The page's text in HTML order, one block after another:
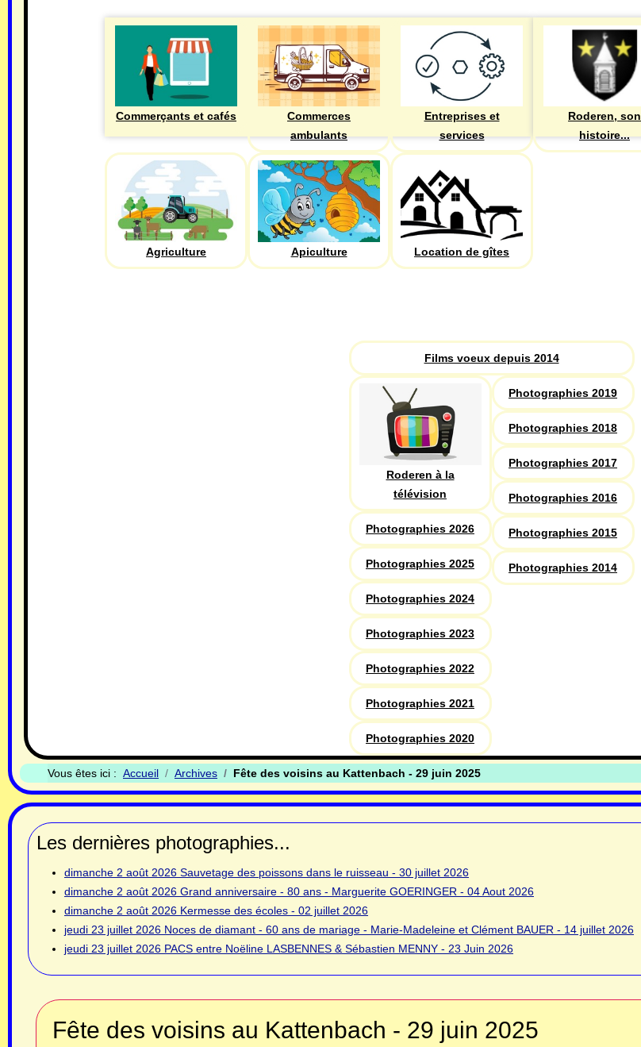
Commerçants et cafés
Commerces
ambulants
Entreprises et
services
Agriculture Apiculture Location de gîtes
Roderen, son
histoire...
Films voeux depuis 2014
Roderen à la
télévision
Photographies 2026
Photographies 2025
Photographies 2024
Photographies 2023
Photographies 2022
Photographies 2021
Photographies 2020
Photographies 2019
Photographies 2018
Photographies 2017
Photographies 2016
Photographies 2015
Photographies 2014
Vous êtes ici : Accueil Archives Fête des voisins au Kattenbach - 29 juin 2025
Les dernières photographies...
dimanche 2 août 2026 Sauvetage des poissons dans le ruisseau - 30 juillet 2026
dimanche 2 août 2026 Grand anniversaire - 80 ans - Marguerite GOERINGER - 04 Aout 2026
dimanche 2 août 2026 Kermesse des écoles - 02 juillet 2026
jeudi 23 juillet 2026 Noces de diamant - 60 ans de mariage - Marie-Madeleine et Clément BAUER - 14 juillet 2026
jeudi 23 juillet 2026 PACS entre Noëline LASBENNES & Sébastien MENNY - 23 Juin 2026
Fête des voisins au Kattenbach - 29 juin 2025